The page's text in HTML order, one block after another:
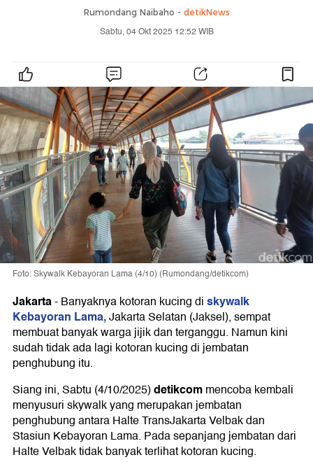
Rumondang Naibaho - detikNews
Sabtu, 04 Okt 2025 12:52 WIB
Foto: Skywalk Kebayoran Lama (4/10) (Rumondang/detikcom)
Jakarta-Banyaknya kotoran kucing diskywalk
Kebayoran Lama,Jakarta Selatan (Jaksel), sempat
membuat banyak warga jijik dan terganggu. Namun kini
sudah tidak ada lagi kotoran kucing di jembatan
penghubung itu.
Siang ini, Sabtu (4/10/2025)detikcommencoba kembali
menyusuri skywalk yang merupakan jembatan
penghubung antara Halte TransJakarta Velbak dan
Stasiun Kebayoran Lama. Pada sepanjang jembatan dari
Halte Velbak tidak banyak terlihat kotoran kucing.